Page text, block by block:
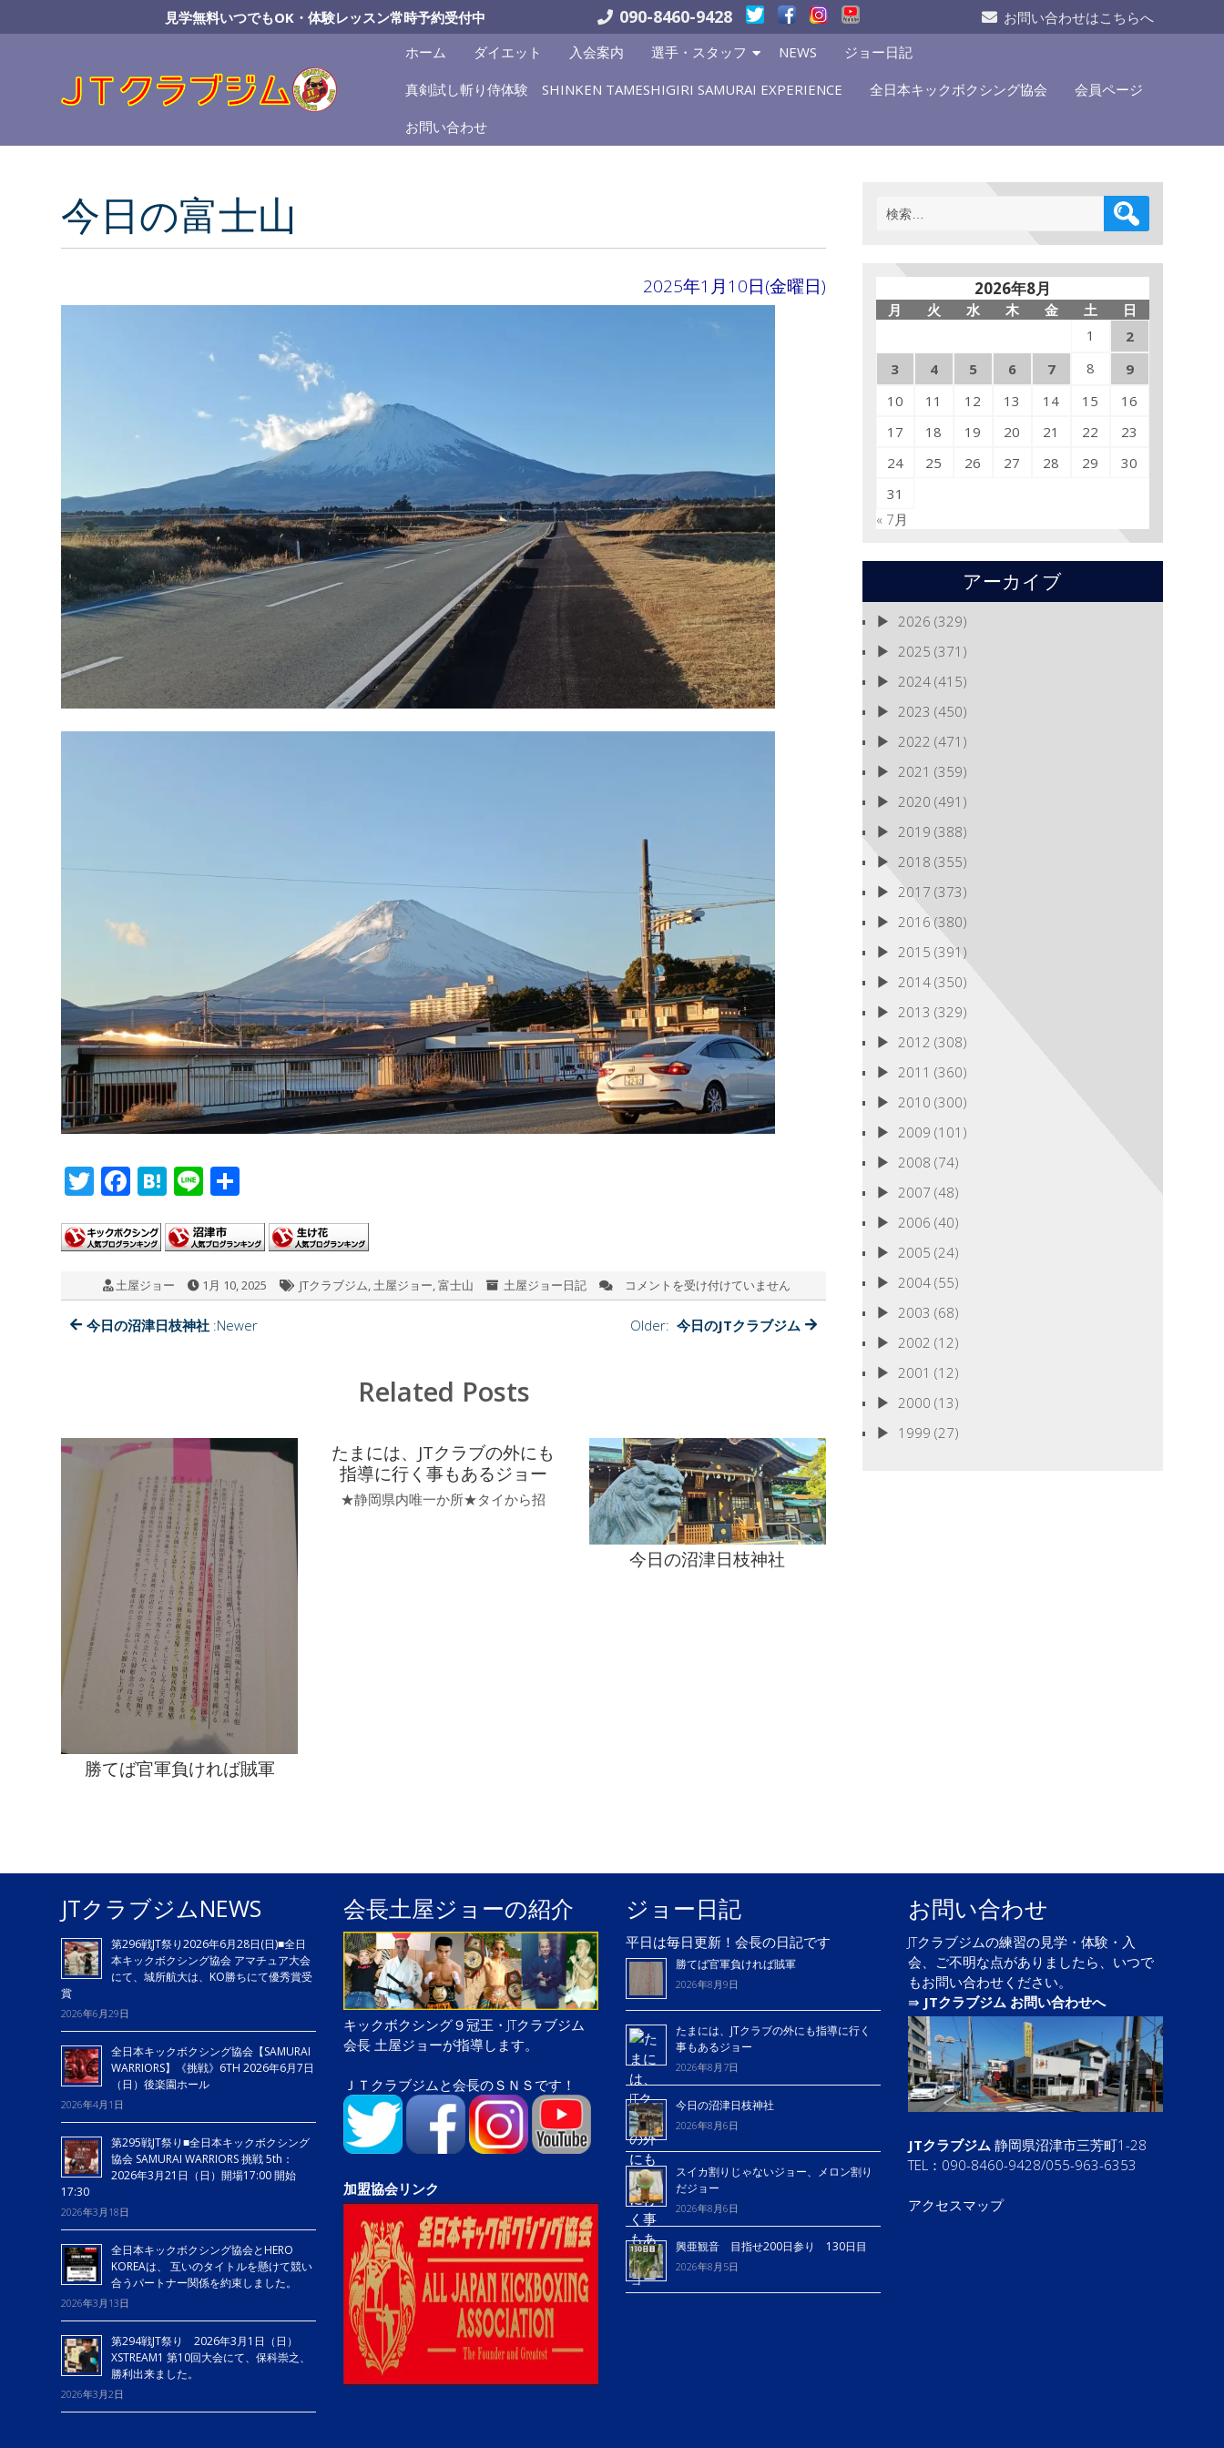
to
見学無料いつでもOK・体験レッスン常時予約受付中 090-8460-9428
お問い合わせはこちらへ
ホーム
ダイエット 入会案内 選手・スタッフ NEWS ジョー日記
真剣試し斬り侍体験 SHINKEN TAMESHIGIRI SAMURAI EXPERIENCE 全日本キックボクシング協会 会員ページ
お問い合わせ
今日の富士山
2025年1月10日(金曜日)
T
tt
er
F
e
o
o
H
e
a
Li
e
土屋ジョー 1月 10, 2025 JTクラブジム,土屋ジョー,富士山 土屋ジョー日記
今
日
の
コメントを受け付けていません
今日の沼津日枝神社 :Newer Older: 今日のJTクラブジム
Related Posts
勝てば官軍負ければ賊軍
たまには、JTクラブの外にも
指導に行く事もあるジョー
★静岡県内唯一か所★タイから招
今日の沼津日枝神社
検
索:
2026年8月
月 火 水 木 金 土
日
1
2
3
4 5 6 7 8
9
10
11 12 13 14 15
16
17
18 19 20 21 22
23
24
25 26 27 28 29
30
31
« 7月
アーカイブ
2026 (329)
2025 (371)
2024(415)
2023 (450)
2022 (471)
2021 (359)
2020 (491)
2019 (388)
2018 (355)
2017 (373)
2016 (380)
2015 (391)
2014(350)
2013 (329)
2012 (308)
2011 (360)
2010 (300)
2009 (101)
2008 (74)
2007 (48)
2006 (40)
2005 (24)
2004(55)
2003 (68)
2002 (12)
2001 (12)
2000 (13)
1999 (27)
JTクラブジムNEWS
第296戦JT祭り2026年6月28日(日)■全日
本キックボクシング協会 アマチュア大会
にて、城所航大は、KO勝ちにて優秀賞受
賞
2026年6月29日
全日本キックボクシング協会【SAMURAI
WARRIORS】《挑戦》6TH 2026年6月7日
（日）後楽園ホール
2026年4月1日
第295戦JT祭り■全日本キックボクシング
協会 SAMURAI WARRIORS 挑戦 5th：
2026年3月21日（日）開場17:00 開始
17:30
2026年3月18日
全日本キックボクシング協会とHERO
KOREAは、 互いのタイトルを懸けて競い
合うパートナー関係を約束しました。
2026年3月13日
第294戦JT祭り 2026年3月1日（日）
XSTREAM1 第10回大会にて、保科崇之、
勝利出来ました。
2026年3月2日
会長土屋ジョーの紹介
キックボクシング９冠王・JTクラブジム
会長 土屋ジョーが指導します。
ＪＴクラブジムと会長のＳＮＳです！
加盟協会リンク
ジョー日記
平日は毎日更新！会長の日記です
勝てば官軍負ければ賊軍
2026年8月9日
たまには、JTクラブの外にも指導に行く
事もあるジョー
2026年8月7日
今日の沼津日枝神社
2026年8月6日
スイカ割りじゃないジョー、メロン割り
だジョー
2026年8月6日
興亜観音 目指せ200日参り 130日目
2026年8月5日
お問い合わせ
JTクラブジムの練習の見学・体験・入
会、ご不明な点がありましたら、いつで
もお問い合わせください。
⇛ JTクラブジム お問い合わせへ
JTクラブジム静岡県沼津市三芳町1-28
TEL：090-8460-9428/055-963-6353
アクセスマップ